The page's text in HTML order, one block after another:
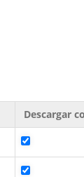
Descargar